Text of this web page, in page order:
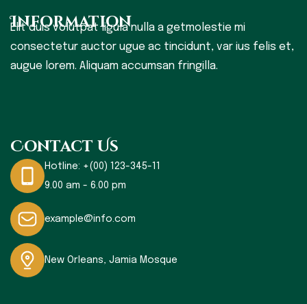
Information
Elit duis volutpat ligula nulla a getmolestie mi
consectetur auctor ugue ac tincidunt, var ius felis et,
augue lorem. Aliquam accumsan fringilla.
Contact Us
Hotline: +(00) 123-345-11
9.00 am - 6.00 pm
example@info.com
New Orleans, Jamia Mosque